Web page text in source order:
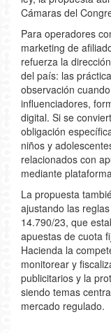
Cámaras del
Para operadores
marketing de
refuerza la
del país: las
observación
influenciadores,
digital. Si se
obligación
niños y
relacionados con
mediante
La propuesta
ajustando las
14.790/23, que
apuestas de cuota
Hacienda la
monitorear y
publicitarios y la
siendo temas
mercado regulado.